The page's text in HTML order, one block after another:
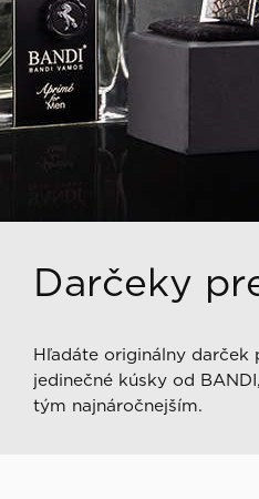
Darčeky
Hľadáte originálny darček
jedinečné kúsky od
tým najnáročnejším.